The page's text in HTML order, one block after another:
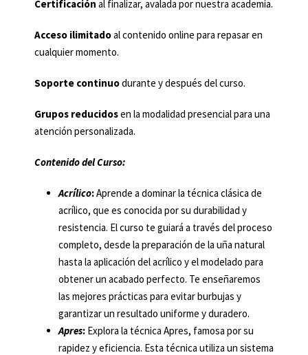
Certificación al finalizar, avalada por nuestra academia.
Acceso ilimitadoal contenido online para repasar en
cualquier momento.
Soporte continuodurante y después del curso.
Grupos reducidosen la modalidad presencial para una
atención personalizada.
Contenido del Curso:
Acrílico:Aprende a dominar la técnica clásica de
acrílico, que es conocida por su durabilidad y
resistencia. El curso te guiará a través del proceso
completo, desde la preparación de la uña natural
hasta la aplicación del acrílico y el modelado para
obtener un acabado perfecto. Te enseñaremos
las mejores prácticas para evitar burbujas y
garantizar un resultado uniforme y duradero.
Apres: Explora la técnica Apres, famosa por su
rapidez y eficiencia. Esta técnica utiliza un sistema